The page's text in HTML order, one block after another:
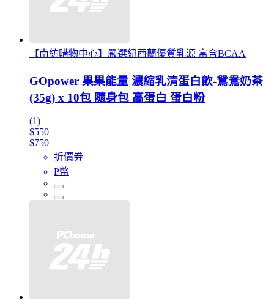
【南紡購物中心】嚴選紐西蘭優質乳源 富含BCAA
GOpower 果果能量 濃縮乳清蛋白飲-鴛鴦奶茶
(35g) x 10包 隨身包 高蛋白 蛋白粉
(1)
$550
$750
折價券
P幣